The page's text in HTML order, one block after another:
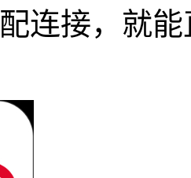
连接，就